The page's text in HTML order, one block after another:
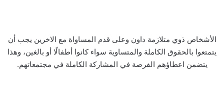
الأشخاص ذوي متلازمة داون وعلى قدم المساواة مع الاخرين يجب أن
يتمتعوا بالحقوق الكاملة والمتساوية سواء كانوا أطفالًا أو بالغين، وهذا
يتضمن اعطاؤهم الفرصة في المشاركة الكاملة في مجتمعاتهم.